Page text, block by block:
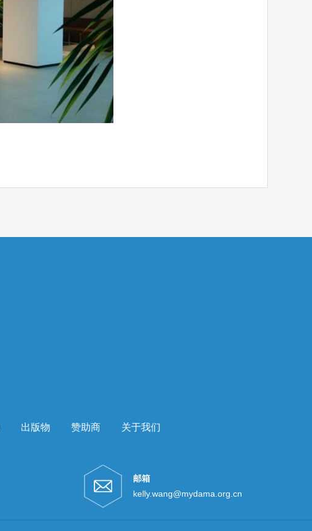
出版物 赞助商 关于我们
邮箱
kelly.wang@mydama.org.cn